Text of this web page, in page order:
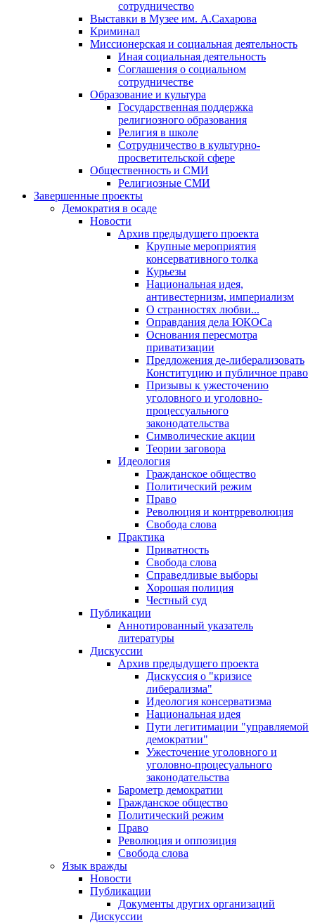
сотрудничество
Выставки в Музее им. А.Сахарова
Криминал
Миссионерская и социальная деятельность
Иная социальная деятельность
Соглашения о социальном
сотрудничестве
Образование и культура
Государственная поддержка
религиозного образования
Религия в школе
Сотрудничество в культурно-
просветительской сфере
Общественность и СМИ
Религиозные СМИ
Завершенные проекты
Демократия в осаде
Новости
Архив предыдущего проекта
Крупные мероприятия
консервативного толка
Курьезы
Национальная идея,
антивестернизм, империализм
О странностях любви...
Оправдания дела ЮКОСа
Основания пересмотра
приватизации
Предложения де-либерализовать
Конституцию и публичное право
Призывы к ужесточению
уголовного и уголовно-
процессуального
законодательства
Символические акции
Теории заговора
Идеология
Гражданское общество
Политический режим
Право
Революция и контрреволюция
Свобода слова
Практика
Приватность
Свобода слова
Справедливые выборы
Хорошая полиция
Честный суд
Публикации
Аннотированный указатель
литературы
Дискуссии
Архив предыдущего проекта
Дискуссия о "кризисе
либерализма"
Идеология консерватизма
Национальная идея
Пути легитимации "управляемой
демократии"
Ужесточение уголовного и
уголовно-процесуального
законодательства
Барометр демократии
Гражданское общество
Политический режим
Право
Революция и оппозиция
Свобода слова
Язык вражды
Новости
Публикации
Документы других организаций
Дискуссии